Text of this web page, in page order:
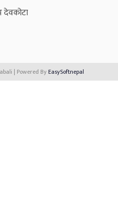
देवकोटा
| Powered ByEasySoftnepal